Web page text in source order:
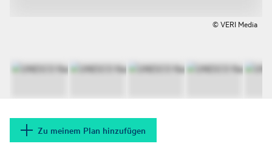
© VERI Media
Zu meinem Plan hinzufügen